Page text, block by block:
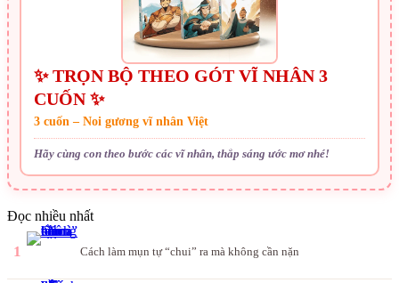
✨ TRỌN BỘ THEO GÓT VĨ NHÂN 3
CUỐN ✨
3 cuốn – Noi gương vĩ nhân Việt
Hãy cùng con theo bước các vĩ nhân, thắp sáng ước mơ nhé!
Đọc nhiều nhất
1 Cách làm mụn tự “chui” ra mà không cần nặn